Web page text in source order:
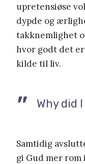
upretensiøse
dypde og
takknemlighet
hvor godt det
kilde til liv.
Why did
Samtidig
gi Gud mer rom